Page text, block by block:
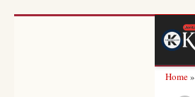
to
content
Home»